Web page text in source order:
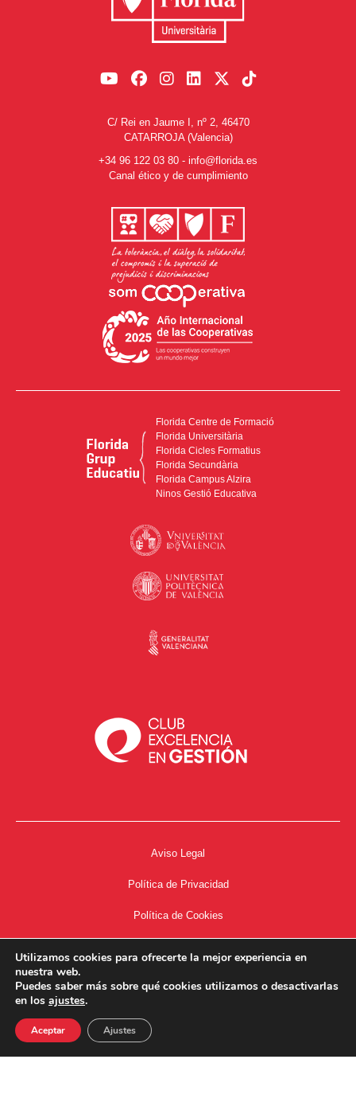
C/ Rei en Jaume I, nº 2, 46470
CATARROJA (Valencia)
+34 96 122 03 80 - info@florida.es
Canal ético y de cumplimiento
Florida Centre de Formació
Florida Universitària
Florida Cicles Formatius
Florida Secundària
Florida Campus Alzira
Ninos Gestió Educativa
Aviso Legal
Política de Privacidad
Política de Cookies
34667504662
Utilizamos cookies para ofrecerte la mejor experiencia en
nuestra web.
Puedes saber más sobre qué cookies utilizamos o desactivarlas
en los ajustes.
Aceptar Ajustes